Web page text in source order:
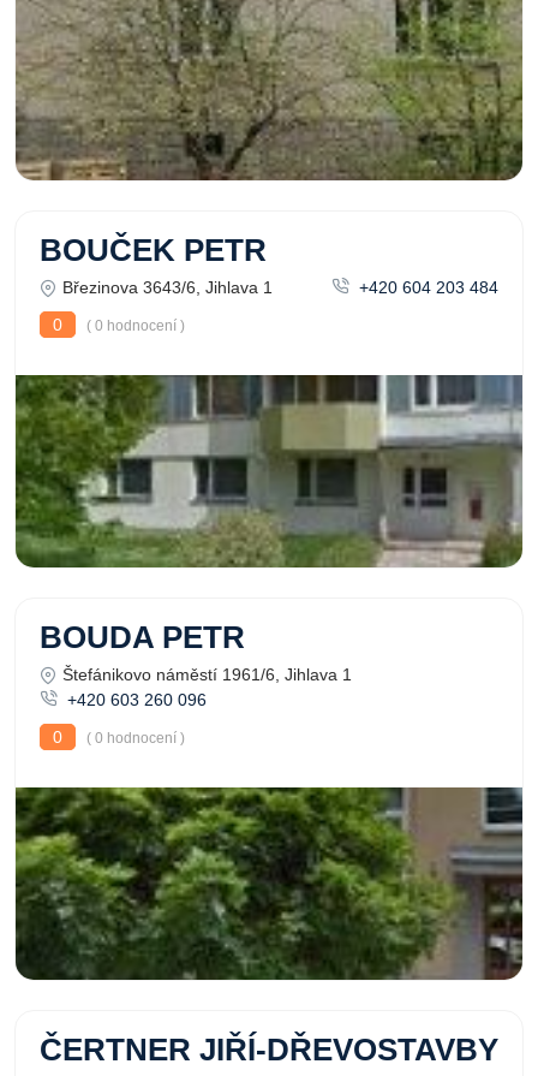
BOUČEK PETR
Březinova 3643/6, Jihlava 1
+420 604 203 484
0
( 0 hodnocení )
BOUDA PETR
Štefánikovo náměstí 1961/6, Jihlava 1
+420 603 260 096
0
( 0 hodnocení )
ČERTNER JIŘÍ-DŘEVOSTAVBY